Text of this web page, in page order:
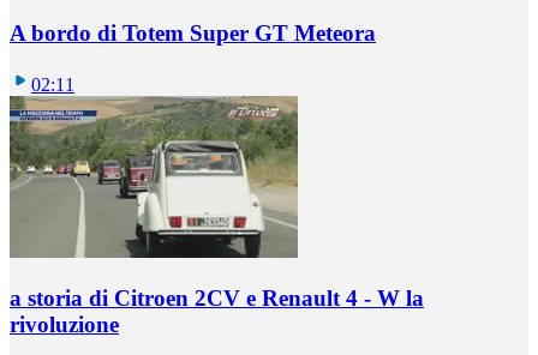
A bordo di Totem Super GT Meteora
02:11
a storia di Citroen 2CV e Renault 4 - W la
rivoluzione